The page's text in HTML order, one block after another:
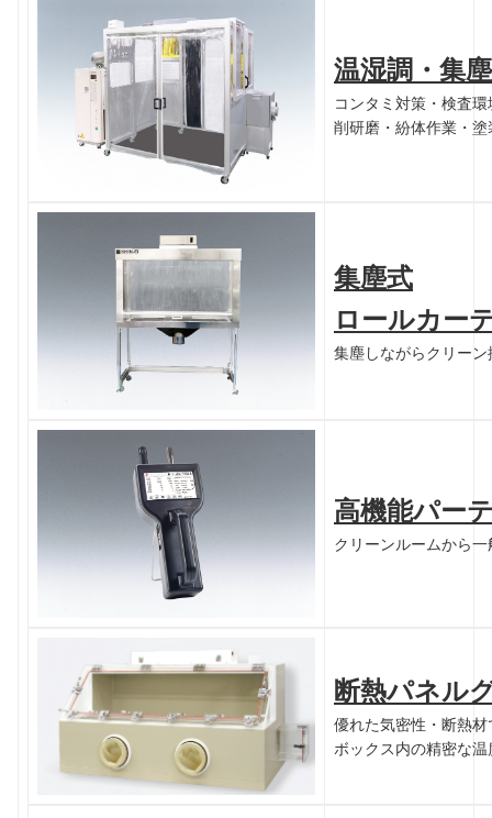
温湿調・集
コンタミ対策・検査
削研磨・紛体作業・塗
集塵式
ロールカー
集塵しながらクリーン
高機能パー
クリーンルームから
断熱パネル
優れた気密性・断熱材
ボックス内の精密な